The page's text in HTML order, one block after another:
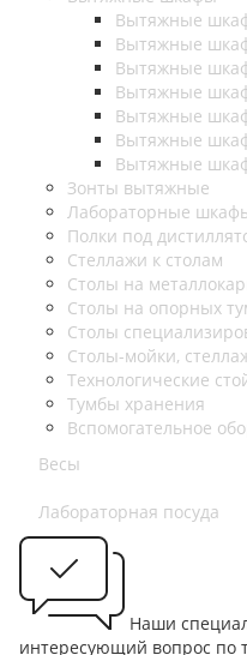
Вытяжные
Вытяжные
Вытяжные
Вытяжные
Вытяжные
Вытяжные
Вытяжные
Зонты вытяжные
Лабораторные
Полки под
Стеллажи к столам
Столы на
Столы на опорных
Столы
Столы-мойки,
Технологические
Тумбы хранения
Вспомогательное
Весы
Лабораторная посуда
Наши
интересующий вопрос по